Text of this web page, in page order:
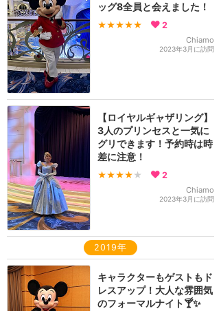
ッグ8全員と会えました！
★★★★★ 2
Chiamo
2023年3月に訪問
【ロイヤルギャザリング】
3人のプリンセスと一気に
グリできます！予約時は時
差に注意！
★★★★ ★ 2
Chiamo
2023年3月に訪問
2019年
キャラクターもゲストもド
レスアップ！大人な雰囲気
のフォーマルナイト🍸✨